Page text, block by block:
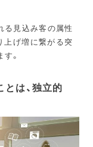
る見込み客の属性
上げ増に繋がる突
。
は、独立的